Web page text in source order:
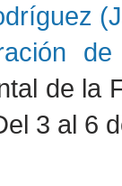
de la
3 al 6